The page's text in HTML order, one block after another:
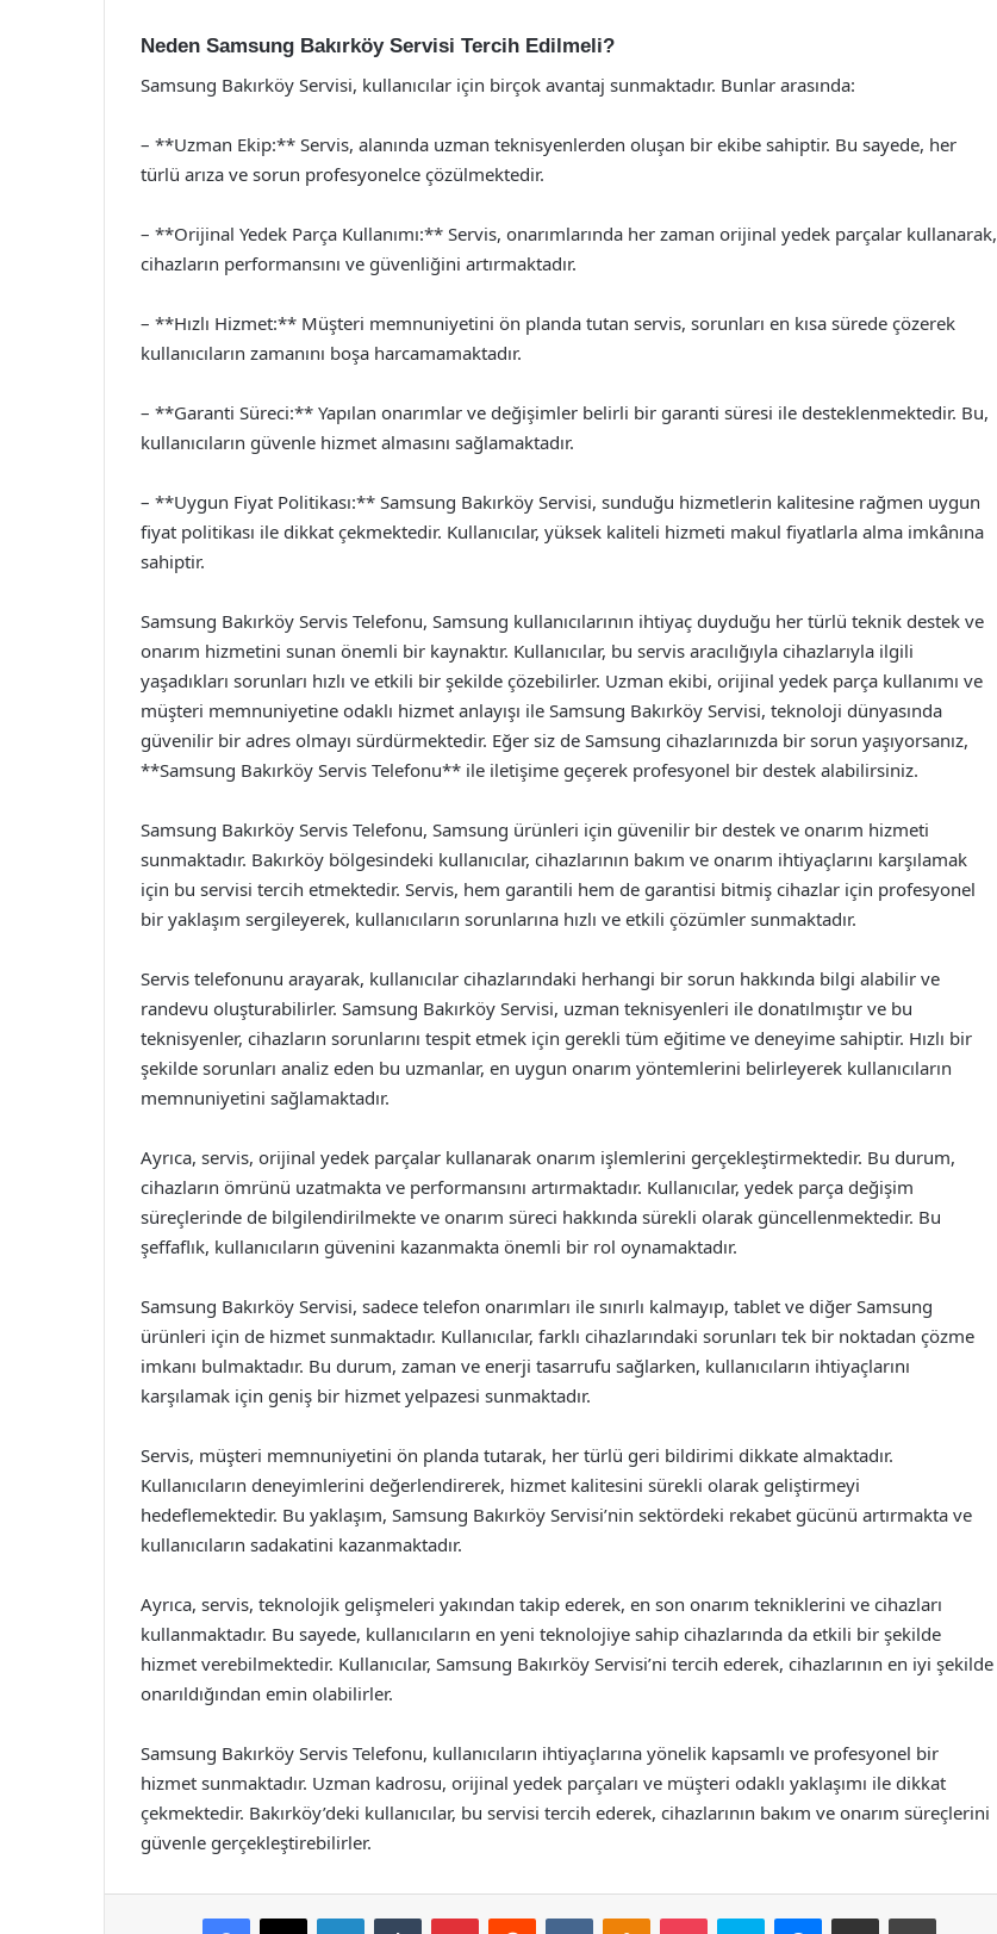
Neden Samsung Bakırköy Servisi Tercih Edilmeli?
Samsung Bakırköy Servisi, kullanıcılar için birçok avantaj sunmaktadır. Bunlar arasında:
– **Uzman Ekip:** Servis, alanında uzman teknisyenlerden oluşan bir ekibe sahiptir. Bu sayede, her
türlü arıza ve sorun profesyonelce çözülmektedir.
– **Orijinal Yedek Parça Kullanımı:** Servis, onarımlarında her zaman orijinal yedek parçalar kullanarak,
cihazların performansını ve güvenliğini artırmaktadır.
– **Hızlı Hizmet:** Müşteri memnuniyetini ön planda tutan servis, sorunları en kısa sürede çözerek
kullanıcıların zamanını boşa harcamamaktadır.
– **Garanti Süreci:** Yapılan onarımlar ve değişimler belirli bir garanti süresi ile desteklenmektedir. Bu,
kullanıcıların güvenle hizmet almasını sağlamaktadır.
– **Uygun Fiyat Politikası:** Samsung Bakırköy Servisi, sunduğu hizmetlerin kalitesine rağmen uygun
fiyat politikası ile dikkat çekmektedir. Kullanıcılar, yüksek kaliteli hizmeti makul fiyatlarla alma imkânına
sahiptir.
Samsung Bakırköy Servis Telefonu, Samsung kullanıcılarının ihtiyaç duyduğu her türlü teknik destek ve
onarım hizmetini sunan önemli bir kaynaktır. Kullanıcılar, bu servis aracılığıyla cihazlarıyla ilgili
yaşadıkları sorunları hızlı ve etkili bir şekilde çözebilirler. Uzman ekibi, orijinal yedek parça kullanımı ve
müşteri memnuniyetine odaklı hizmet anlayışı ile Samsung Bakırköy Servisi, teknoloji dünyasında
güvenilir bir adres olmayı sürdürmektedir. Eğer siz de Samsung cihazlarınızda bir sorun yaşıyorsanız,
**Samsung Bakırköy Servis Telefonu** ile iletişime geçerek profesyonel bir destek alabilirsiniz.
Samsung Bakırköy Servis Telefonu, Samsung ürünleri için güvenilir bir destek ve onarım hizmeti
sunmaktadır. Bakırköy bölgesindeki kullanıcılar, cihazlarının bakım ve onarım ihtiyaçlarını karşılamak
için bu servisi tercih etmektedir. Servis, hem garantili hem de garantisi bitmiş cihazlar için profesyonel
bir yaklaşım sergileyerek, kullanıcıların sorunlarına hızlı ve etkili çözümler sunmaktadır.
Servis telefonunu arayarak, kullanıcılar cihazlarındaki herhangi bir sorun hakkında bilgi alabilir ve
randevu oluşturabilirler. Samsung Bakırköy Servisi, uzman teknisyenleri ile donatılmıştır ve bu
teknisyenler, cihazların sorunlarını tespit etmek için gerekli tüm eğitime ve deneyime sahiptir. Hızlı bir
şekilde sorunları analiz eden bu uzmanlar, en uygun onarım yöntemlerini belirleyerek kullanıcıların
memnuniyetini sağlamaktadır.
Ayrıca, servis, orijinal yedek parçalar kullanarak onarım işlemlerini gerçekleştirmektedir. Bu durum,
cihazların ömrünü uzatmakta ve performansını artırmaktadır. Kullanıcılar, yedek parça değişim
süreçlerinde de bilgilendirilmekte ve onarım süreci hakkında sürekli olarak güncellenmektedir. Bu
şeffaflık, kullanıcıların güvenini kazanmakta önemli bir rol oynamaktadır.
Samsung Bakırköy Servisi, sadece telefon onarımları ile sınırlı kalmayıp, tablet ve diğer Samsung
ürünleri için de hizmet sunmaktadır. Kullanıcılar, farklı cihazlarındaki sorunları tek bir noktadan çözme
imkanı bulmaktadır. Bu durum, zaman ve enerji tasarrufu sağlarken, kullanıcıların ihtiyaçlarını
karşılamak için geniş bir hizmet yelpazesi sunmaktadır.
Servis, müşteri memnuniyetini ön planda tutarak, her türlü geri bildirimi dikkate almaktadır.
Kullanıcıların deneyimlerini değerlendirerek, hizmet kalitesini sürekli olarak geliştirmeyi
hedeflemektedir. Bu yaklaşım, Samsung Bakırköy Servisi’nin sektördeki rekabet gücünü artırmakta ve
kullanıcıların sadakatini kazanmaktadır.
Ayrıca, servis, teknolojik gelişmeleri yakından takip ederek, en son onarım tekniklerini ve cihazları
kullanmaktadır. Bu sayede, kullanıcıların en yeni teknolojiye sahip cihazlarında da etkili bir şekilde
hizmet verebilmektedir. Kullanıcılar, Samsung Bakırköy Servisi’ni tercih ederek, cihazlarının en iyi şekilde
onarıldığından emin olabilirler.
Samsung Bakırköy Servis Telefonu, kullanıcıların ihtiyaçlarına yönelik kapsamlı ve profesyonel bir
hizmet sunmaktadır. Uzman kadrosu, orijinal yedek parçaları ve müşteri odaklı yaklaşımı ile dikkat
çekmektedir. Bakırköy’deki kullanıcılar, bu servisi tercih ederek, cihazlarının bakım ve onarım süreçlerini
güvenle gerçekleştirebilirler.
Facebook
X LinkedInTumblr PinterestReddit VKontakteOdnoklassniki
Pocket Skype Messenger
E-Posta ile paylaş Yazdır